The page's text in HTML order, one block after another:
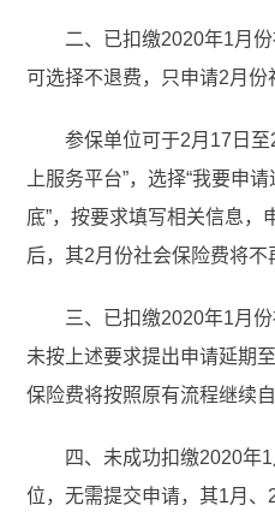
二、已扣缴2020年1月
可选择不退费，只申请2月份
参保单位可于2月17日至
上服务平台”，选择“我要申
底”，按要求填写相关信息，
后，其2月份社会保险费将不
三、已扣缴2020年1月
未按上述要求提出申请延期
保险费将按照原有流程继续自
四、未成功扣缴2020年
位，无需提交申请，其1月